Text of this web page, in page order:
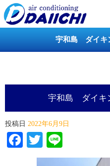
宇和島 ダイキ
宇和島 ダイキ
投稿日 2022年6月9日
Facebook
Twitter